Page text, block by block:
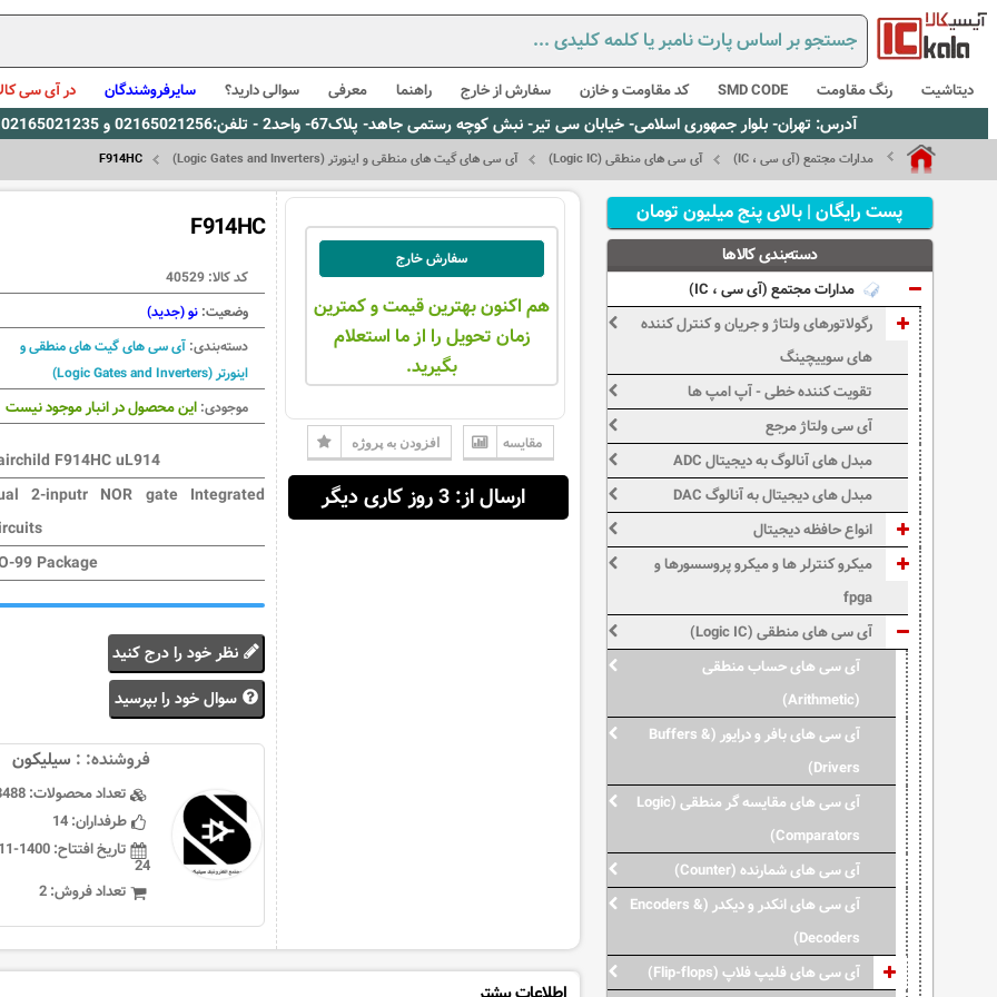
دیتاشیت رنگ مقاومت SMD CODE کد مقاومت و خازن سفارش از خارج راهنما معرفی سوالی دارید؟ سایرفروشندگان در آی سی
آدرس: تهران- بلوار جمهوری اسلامی- خیابان سی تیر- نبش کوچه رستمی جاهد- پلاک67- واحد2 - تلفن:02165021256 و 02165021235، پیام رسان بله: 09309563731 ساعت کاری 9 لغایت 16
مدارات مجتمع (آی سی ، IC) آی سی های منطقی (Logic IC) آی سی های گیت های منطقی و اینورتر (Logic Gates and Inverters) F914HC
F914HC
کد کالا: 40529
وضعیت: نو (جدید)
دسته‌بندی: آی سی های گیت های منطقی و
اینورتر (Logic Gates and Inverters)
موجودی: این محصول در انبار موجود نیست
F914HC uL914
2-inputr NOR gate Integrated
99 Package
نظر خود را درج کنید
سوال خود را بپرسید
فروشنده: : سيليكون
تعداد محصولات:
طرفداران:14
تاریخ افتتاح:
24
تعداد فروش:2
سفارش خارج
هم اکنون بهترین قیمت و کمترین
زمان تحویل را از ما استعلام
بگیرید.
مقایسه افزودن به پروژه
ارسال از: 3 روز کاری دیگر
پست رایگان | بالای پنج میلیون تومان
دسته‌بندی کالاها
مدارات مجتمع (آی سی ، IC)
رگولاتورهای ولتاژ و جریان و کنترل کننده
های سوییچینگ
تقویت کننده خطی - آپ امپ ها
آی سی ولتاژ مرجع
مبدل های آنالوگ به دیجیتال ADC
مبدل های دیجیتال به آنالوگ DAC
انواع حافظه دیجیتال
میکرو کنترلر ها و میکرو پروسسورها و
fpga
آی سی های منطقی (Logic IC)
آی سی های حساب منطقی
(Arithmetic)
آی سی های بافر و درایور (Buffers &
Drivers)
آی سی های مقایسه گر منطقی (Logic
Comparators)
آی سی های شمارنده (Counter)
آی سی های انکدر و دیکدر (Encoders &
Decoders)
آی سی های فلیپ فلاپ (Flip-flops)